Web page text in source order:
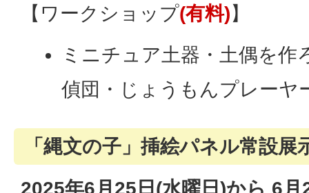
【ワークショップ(有料)】
ミニチュア土器・土偶を作
偵団・じょうもんプレーヤ
「縄文の子」挿絵パネル常設展
2025年6月25日(水曜日)から 6